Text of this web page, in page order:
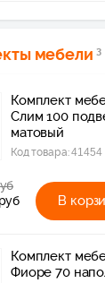
мебели 3
Комплект
Слим 100
матовый
Код товара:41454
руб В
Комплект
Фиоре 70